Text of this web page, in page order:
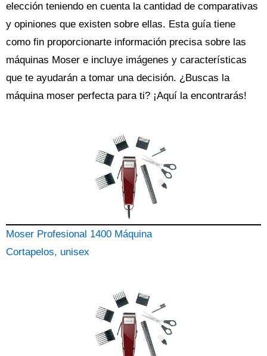
elección teniendo en cuenta la cantidad de comparativas
y opiniones que existen sobre ellas. Esta guía tiene
como fin proporcionarte información precisa sobre las
máquinas Moser e incluye imágenes y características
que te ayudarán a tomar una decisión. ¿Buscas la
máquinamoser perfecta para ti? ¡Aquí la encontrarás!
Moser Profesional 1400 Máquina
Cortapelos, unisex